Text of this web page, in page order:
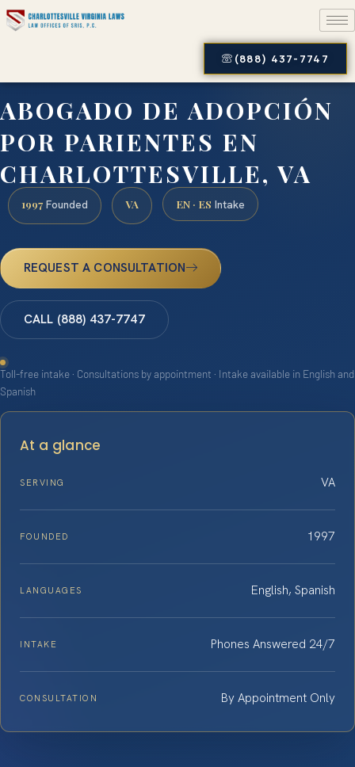
(888) 437-7747
ABOGADO DE ADOPCIÓN
POR PARIENTES EN
CHARLOTTESVILLE, VA
1997 Founded VA EN · ES Intake
REQUEST A CONSULTATION
CALL (888) 437-7747
Toll-free intake · Consultations by appointment · Intake available in English and
Spanish
At a glance
SERVING VA
FOUNDED 1997
LANGUAGES English, Spanish
INTAKE Phones Answered 24/7
CONSULTATION By Appointment Only